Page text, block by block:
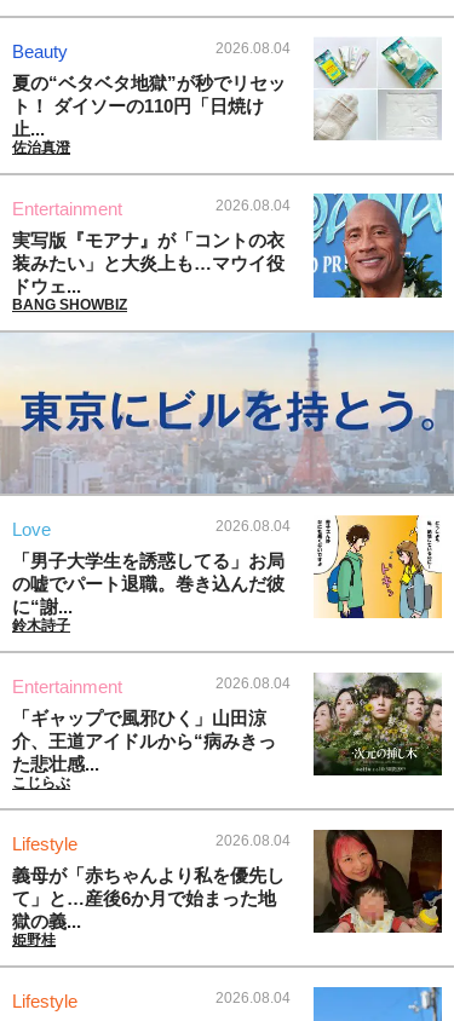
Beauty 2026.08.04
夏の“ベタベタ地獄”が秒でリセッ
ト！ ダイソーの110円「日焼け
止...
佐治真澄
Entertainment 2026.08.04
実写版『モアナ』が「コントの衣
装みたい」と大炎上も…マウイ役
ドウェ...
BANG SHOWBIZ
Love 2026.08.04
「男子大学生を誘惑してる」お局
の嘘でパート退職。巻き込んだ彼
に“謝...
鈴木詩子
Entertainment 2026.08.04
「ギャップで風邪ひく」山田涼
介、王道アイドルから“病みきっ
た悲壮感...
こじらぶ
Lifestyle 2026.08.04
義母が「赤ちゃんより私を優先し
て」と…産後6か月で始まった地
獄の義...
姫野桂
Lifestyle 2026.08.04